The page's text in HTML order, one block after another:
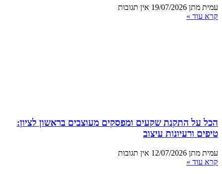
עמית מתן 19/07/2026 אין תגובות
קרא עוד »
הכל על התקנת שקעים ומפסקים מעוצבים בראשון לציון:
טיפים ורעיונות עיצוב
עמית מתן 12/07/2026 אין תגובות
קרא עוד »